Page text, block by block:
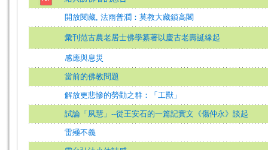
開放閱藏, 法雨普潤：莫教大藏鎖高閣
彙刊范古農老居士佛學纂著以慶古老壽誕緣起
感應與息災
當前的佛教問題
解放更悲慘的勞勸之群：「工獸」
試論「夙慧」--從王安石的一篇記實文《傷仲永》談起
雷殛不義